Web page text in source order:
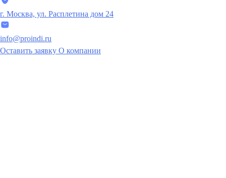
г. Москва, ул. Расплетина дом 24
info@proindi.ru
Оставить заявку О компании